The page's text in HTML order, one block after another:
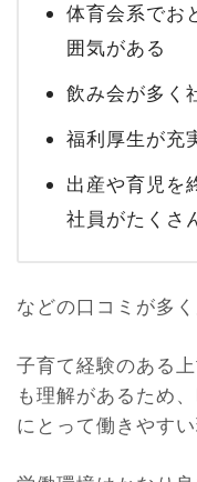
体育会系でお
囲気がある
飲み会が多く
福利厚生が充
出産や育児を
社員がたくさ
などの口コミが多
子育て経験のある
も理解があるため
にとって働きやす